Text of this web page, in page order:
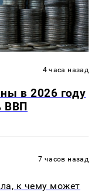
4 часа назад
в 2026 году
ВВП
7 часов назад
к чему может